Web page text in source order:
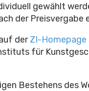
gewählt
der Preisvergabe
derZI-Homepage
für
Bestehens des